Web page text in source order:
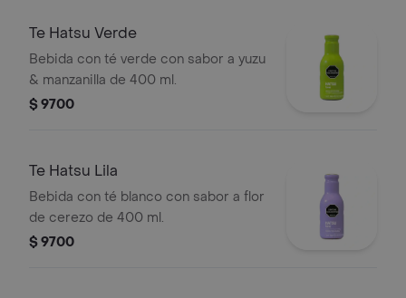
Te Hatsu Verde
Bebida con té verde con sabor a yuzu
& manzanilla de 400 ml.
$ 9700
Te Hatsu Lila
Bebida con té blanco con sabor a flor
de cerezo de 400 ml.
$ 9700